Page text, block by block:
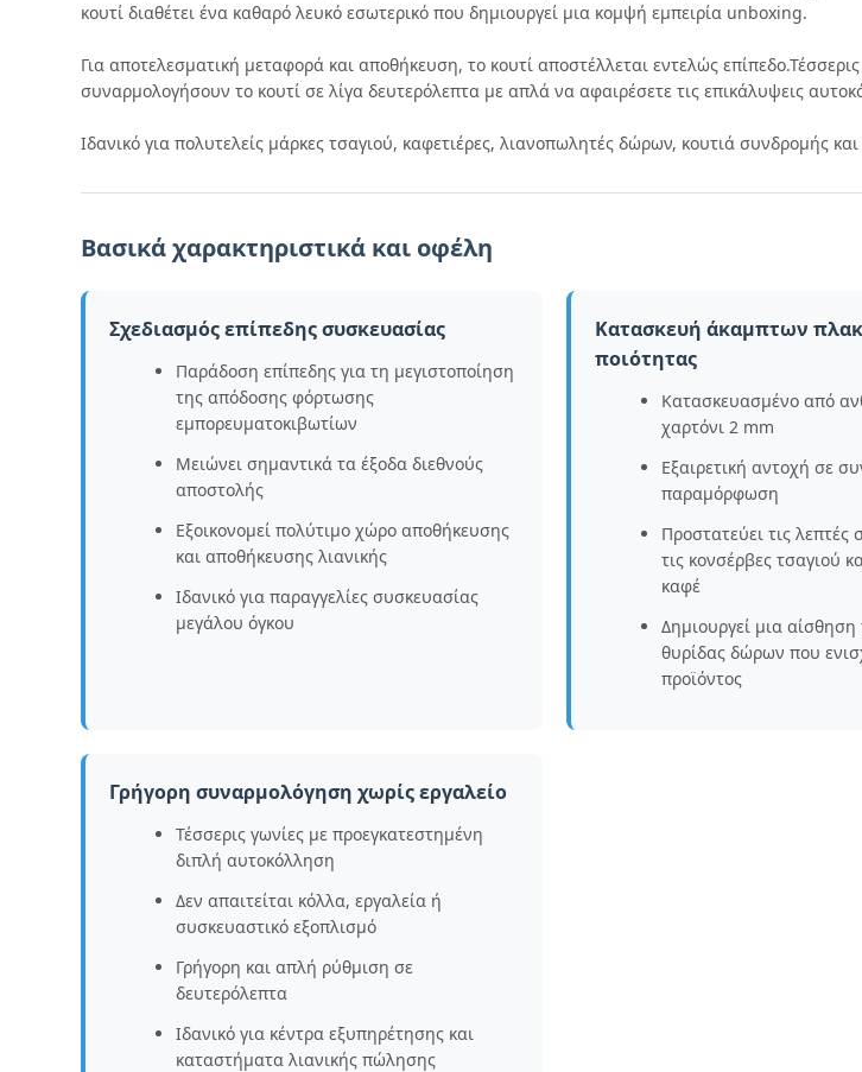
κουτί διαθέτει ένα καθαρό λευκό εσωτερικό που δημιουργεί μια κομψή εμπειρία unboxing.
Για αποτελεσματική μεταφορά και αποθήκευση, το κουτί αποστέλλεται εντελώς
συναρμολογήσουν το κουτί σε λίγα δευτερόλεπτα με απλά να αφαιρέσετε τις επικάλυψεις
Ιδανικό για πολυτελείς μάρκες τσαγιού, καφετιέρες, λιανοπωλητές δώρων, κουτιά συνδρομής
Βασικά χαρακτηριστικά και οφέλη
Σχεδιασμός επίπεδης συσκευασίας
Παράδοση επίπεδης για τη μεγιστοποίηση
της απόδοσης φόρτωσης
εμπορευματοκιβωτίων
Μειώνει σημαντικά τα έξοδα διεθνούς
αποστολής
Εξοικονομεί πολύτιμο χώρο αποθήκευσης
και αποθήκευσης λιανικής
Ιδανικό για παραγγελίες συσκευασίας
μεγάλου όγκου
Κατασκευή άκαμπτων
ποιότητας
Κατασκευασμένο από
χαρτόνι 2 mm
Εξαιρετική αντοχή σε
παραμόρφωση
Προστατεύει τις λεπτές
τις κονσέρβες τσαγιού
καφέ
Δημιουργεί μια
θυρίδας δώρων που
προϊόντος
Γρήγορη συναρμολόγηση χωρίς εργαλείο
Τέσσερις γωνίες με προεγκατεστημένη
διπλή αυτοκόλληση
Δεν απαιτείται κόλλα, εργαλεία ή
συσκευαστικό εξοπλισμό
Γρήγορη και απλή ρύθμιση σε
δευτερόλεπτα
Ιδανικό για κέντρα εξυπηρέτησης και
καταστήματα λιανικής πώλησης